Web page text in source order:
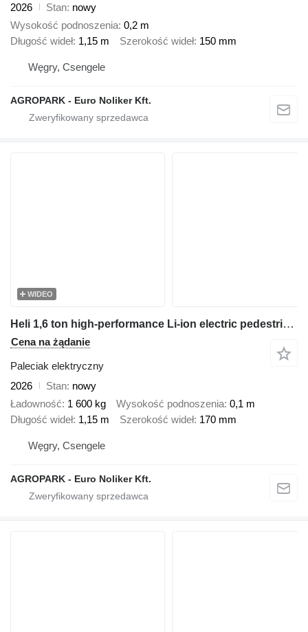
2026
Stan nowy
Wysokość podnoszenia 0,2 m
Długość wideł 1,15 m Szerokość wideł 150 mm
Węgry, Csengele
AGROPARK - Euro Noliker Kft.
WIDEO
Heli 1,6 ton high-performance Li-ion electric pedestrian pallet truck
Cena na żądanie
Paleciak elektryczny
2026
Stan nowy
Ładowność 1 600 kg Wysokość podnoszenia 0,1 m
Długość wideł 1,15 m Szerokość wideł 170 mm
Węgry, Csengele
AGROPARK - Euro Noliker Kft.